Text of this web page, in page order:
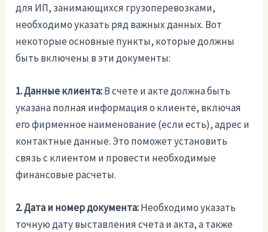
для ИП, занимающихся грузоперевозками,
необходимо указать ряд важных данных. Вот
некоторые основные пункты, которые должны
быть включены в эти документы:
1. Данные клиента:В счете и акте должна быть
указана полная информация о клиенте, включая
его фирменное наименование (если есть), адрес и
контактные данные. Это поможет установить
связь с клиентом и провести необходимые
финансовые расчеты.
2. Дата и номер документа:Необходимо указать
точную дату выставления счета и акта, а также